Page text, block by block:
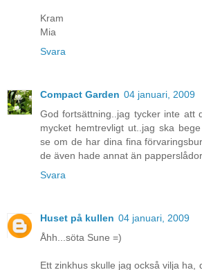
Kram
Mia
Svara
Compact Garden 04 januari, 2009
God fortsättning..jag tycker inte att
mycket hemtrevligt ut..jag ska
se om de har dina fina
de även hade annat än
Svara
Huset på kullen 04 januari, 2009
Åhh...söta Sune =)
Ett zinkhus skulle jag också vilja ha,